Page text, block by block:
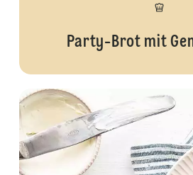
Party-Brot mit